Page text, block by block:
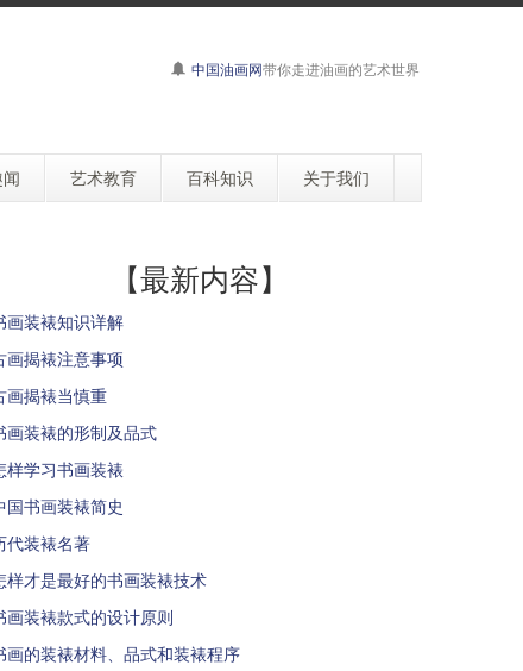
中国油画网带你走进油画的艺术世界
艺术教育 百科知识 关于我们
【最新内容】
画装裱知识详解
画揭裱注意事项
画揭裱当慎重
画装裱的形制及品式
样学习书画装裱
国书画装裱简史
代装裱名著
样才是最好的书画装裱技术
画装裱款式的设计原则
画的装裱材料、品式和装裱程序